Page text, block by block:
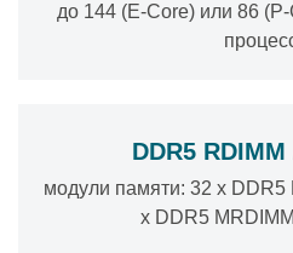
до 144 (E-Core) или 86
DDR5
модули памяти: 32 x
x DDR5